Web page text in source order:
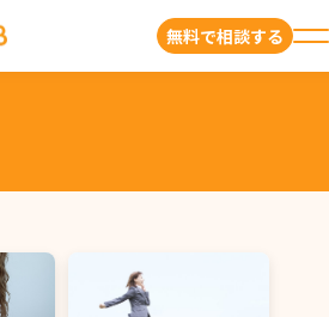
無料で相談する